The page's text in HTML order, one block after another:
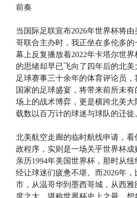
前奏
当国际足联宣布2026年世界杯将
哥联合主办时，我正坐在多伦多
幕上反复播放着2022年卡塔尔世
的思绪却早已飞向了四年后的北
足球赛事三十余年的体育评论员
国家的足球盛宴，将带来前所未
场上的战术博弈，更是横跨北美
载数以百万计的球迷与球队的迁徙
北美航空走廊的临时航线申请，
政程序，实则是一场关乎世界杯成
亲历1994年美国世界杯，那时从
经让球迷们疲惫不堪。而2026年
市，从温哥华到墨西哥城，从西
度之大，堪称世界杯史上之最。